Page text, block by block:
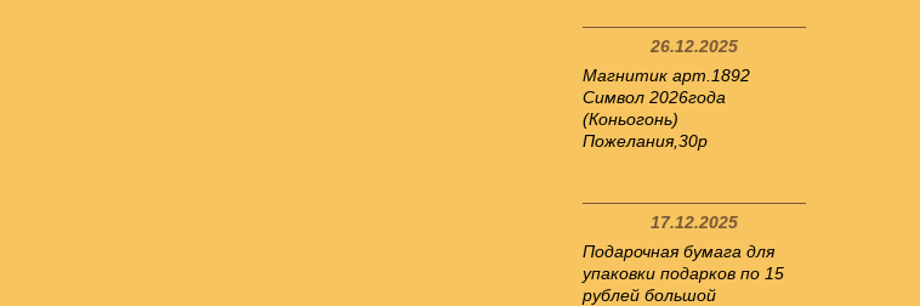
26.12.2025
Магнитик арт.1892
Символ 2026года
(Коньогонь)
Пожелания,30р
17.12.2025
Подарочная бумага для
упаковки подарков по 15
рублей большой